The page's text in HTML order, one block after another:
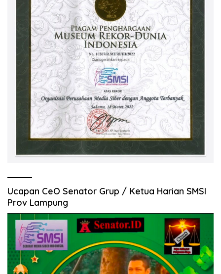
Ucapan CeO Senator Grup / Ketua Harian SMSI
Prov Lampung